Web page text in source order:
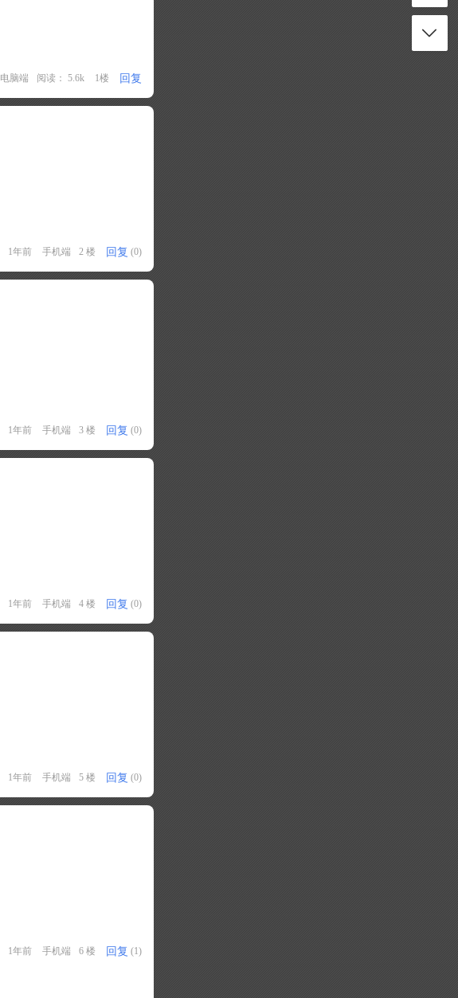
电脑端 阅读： 5.6k 1楼 回复
1年前 手机端 2 楼 回复 (0)
1年前 手机端 3 楼 回复 (0)
1年前 手机端 4 楼 回复 (0)
1年前 手机端 5 楼 回复 (0)
1年前 手机端 6 楼 回复 (1)